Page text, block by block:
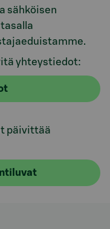
sähköisen
yhteystiedot:
päivittää